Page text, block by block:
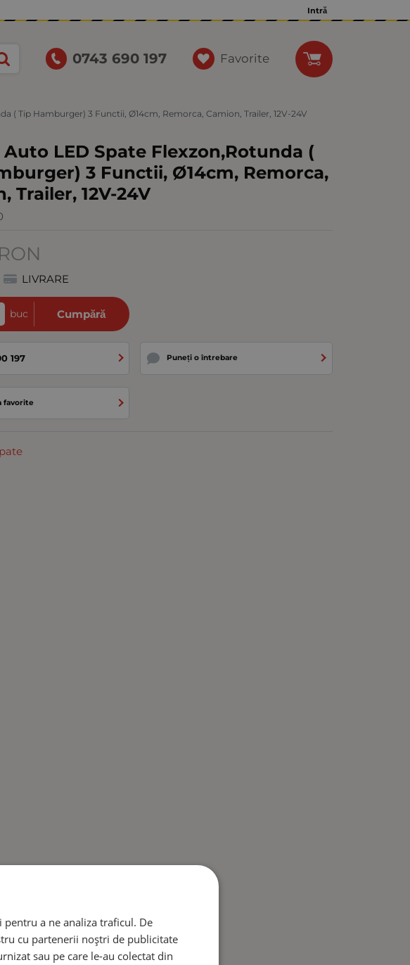
Intră
0743 690 197 Favorite
( Tip Hamburger) 3 Functii, Ø14cm, Remorca, Camion, Trailer, 12V-24V
LED Spate Flexzon,Rotunda (
3 Functii, Ø14cm, Remorca,
Trailer, 12V-24V
RON
LIVRARE
buc Cumpără
197 Puneți o întrebare
favorite
a ne analiza traficul. De
cu partenerii noștri de publicitate
sau pe care le-au colectat din